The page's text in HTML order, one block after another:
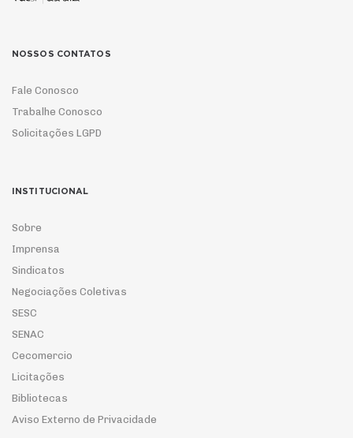
NOSSOS CONTATOS
Fale Conosco
Trabalhe Conosco
Solicitações LGPD
INSTITUCIONAL
Sobre
Imprensa
Sindicatos
Negociações Coletivas
SESC
SENAC
Cecomercio
Licitações
Bibliotecas
Aviso Externo de Privacidade